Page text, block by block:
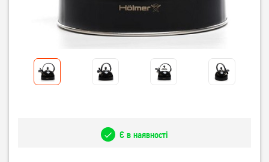
Є в наявності